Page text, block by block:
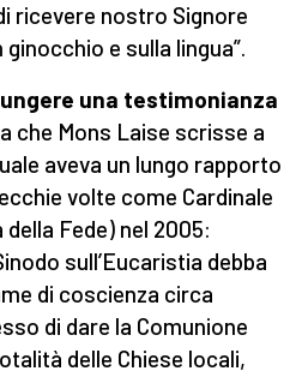
ricevere nostro Signore
e sulla lingua”.
una testimonianza
che Mons Laise scrisse a
aveva un lungo rapporto
volte come Cardinale
Fede) nel 2005:
sull’Eucaristia debba
di coscienza circa
di dare la Comunione
delle Chiese locali,